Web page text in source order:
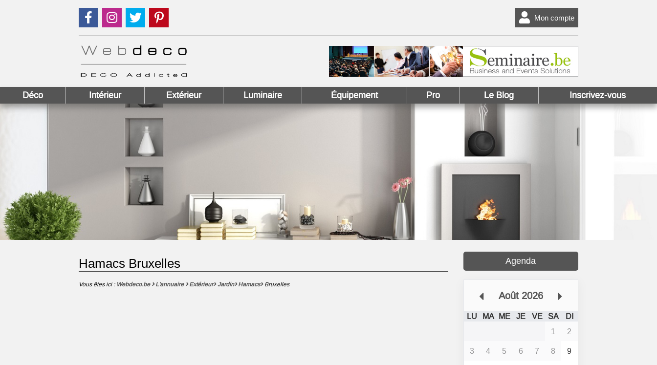
Suivez nous sur Facebook !
Suivez nous sur Instagram !
Suivez nous sur Twitter ! Mon compte
Déco Intérieur Extérieur Luminaire Équipement Pro Le Blog Inscrivez-vous
Hamacs Bruxelles
Vous êtes ici : Webdeco.be L'annuaire Extérieur Jardin Hamacs Bruxelles
Agenda
Août 2026
LU MA ME JE VE SA
DI
1
2
3
4 5 6 7 8
9